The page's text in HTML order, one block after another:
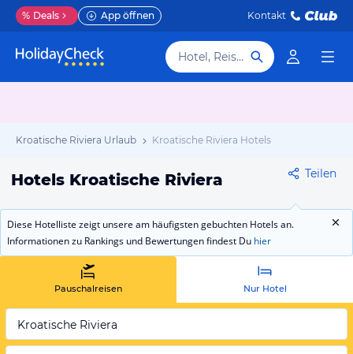
% Deals App öffnen Kontakt
Hotel, Reiseziel
Kroatische Riviera Urlaub Kroatische Riviera Hotels
Hotels Kroatische Riviera Teilen
Diese Hotelliste zeigt unsere am häufigsten gebuchten Hotels an.
Informationen zu Rankings und Bewertungen findest Du hier
Pauschalreisen Nur Hotel
Kroatische Riviera